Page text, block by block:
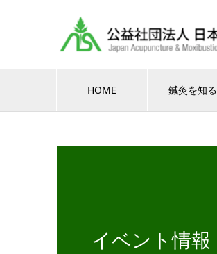
HOME 鍼灸を知る
イベント情報